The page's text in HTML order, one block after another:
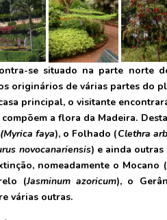
se situado na parte norte
originários de várias partes do
principal, o visitante
a flora da Madeira.
(Myrica faya), o Folhado (Clethra
novocanariensis) e ainda outras
nomeadamente o Mocano (
(Jasminum azoricum), o
várias outras.